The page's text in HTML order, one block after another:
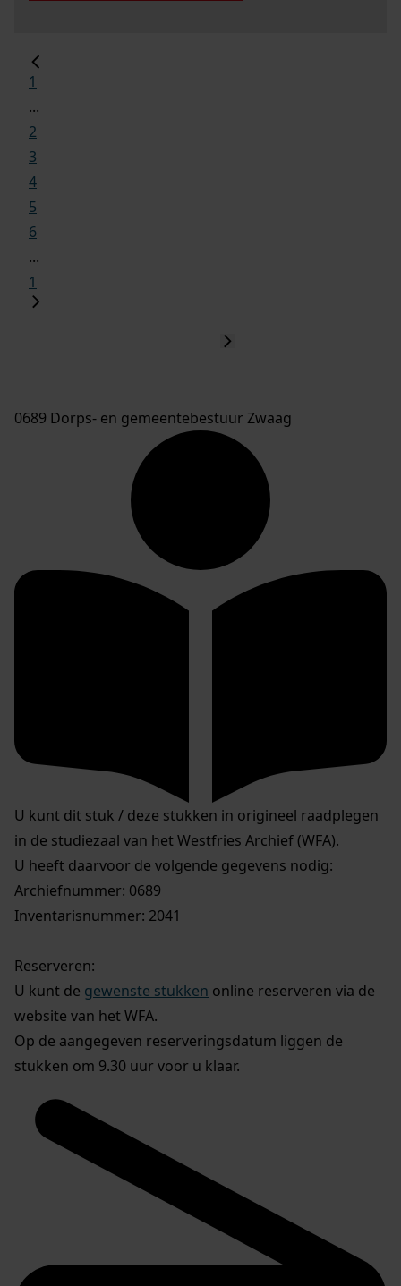
1
...
2
3
4
5
6
...
1
0689 Dorps- en gemeentebestuur Zwaag
U kunt dit stuk / deze stukken in origineel raadplegen
in de studiezaal van het Westfries Archief (WFA).
U heeft daarvoor de volgende gegevens nodig:
Archiefnummer: 0689
Inventarisnummer: 2041
Reserveren:
U kunt de gewenste stukken online reserveren via de
website van het WFA.
Op de aangegeven reserveringsdatum liggen de
stukken om 9.30 uur voor u klaar.